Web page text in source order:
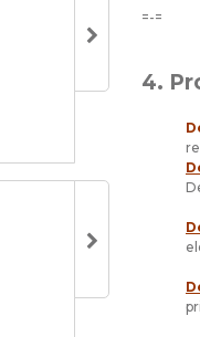
=-=
4.